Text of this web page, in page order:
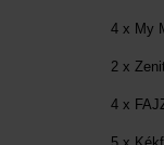
4 x My
2 x
4 x